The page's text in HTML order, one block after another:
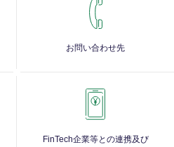
お問い合わせ先
FinTech企業等との連携及び